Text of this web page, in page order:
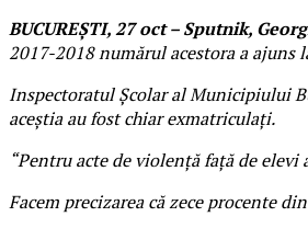
BUCUREŞTI, 27 oct – Sputnik,
2017-2018 numărul acestora a ajuns
Inspectoratul Şcolar al Municipiului
aceştia au fost chiar exmatriculaţi.
“Pentru acte de violenţă faţă de
Facem precizarea că zece procente